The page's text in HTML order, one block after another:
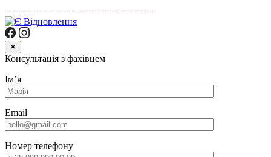
✕
Консультація з фахівцем
Імʼя
Email
Номер телефону